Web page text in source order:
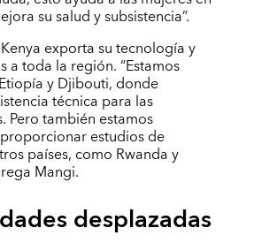
su salud y subsistencia”.
exporta su tecnología y
a toda la región. “Estamos
y Djibouti, donde
técnica para las
Pero también estamos
estudios de
países, como Rwanda y
Mangi.
desplazadas